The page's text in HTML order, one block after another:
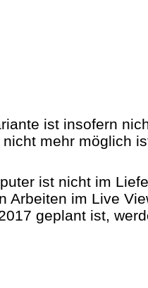
ist insofern
mehr möglich
ist nicht im
Arbeiten im Live
geplant ist,